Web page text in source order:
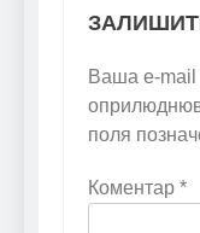
Ваша e-mail
поля
Коментар *